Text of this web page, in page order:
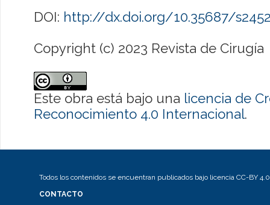
DOI: http://dx.doi.org/10.35687/
Copyright (c) 2023 Revista de Cirugía
Este obra está bajo una licencia de
Reconocimiento 4.0 Internacional.
Todos los contenidos se encuentran publicados bajo licencia CC-BY 4.0
CONTACTO